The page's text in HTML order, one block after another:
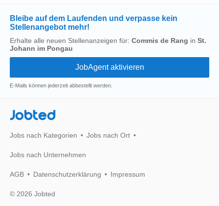
Bleibe auf dem Laufenden und verpasse kein
Stellenangebot mehr!
Erhalte alle neuen Stellenanzeigen für: Commis de Rang in St.
Johann im Pongau
E-Mails können jederzeit abbestellt werden.
Jobted
Jobs nach Kategorien Jobs nach Ort
Jobs nach Unternehmen
AGB Datenschutzerklärung Impressum
© 2026 Jobted